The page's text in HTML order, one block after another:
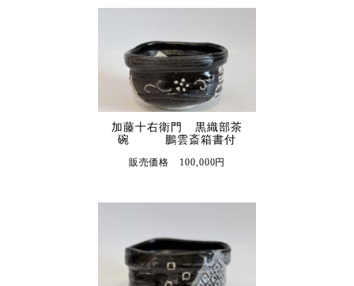
加藤十右衛門 黒織部茶
碗 鵬雲斎箱書付
販売価格 100,000円